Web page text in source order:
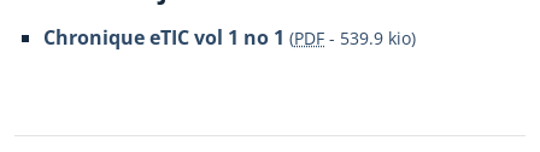
Chronique eTIC vol 1 no 1 (PDF - 539.9 kio)